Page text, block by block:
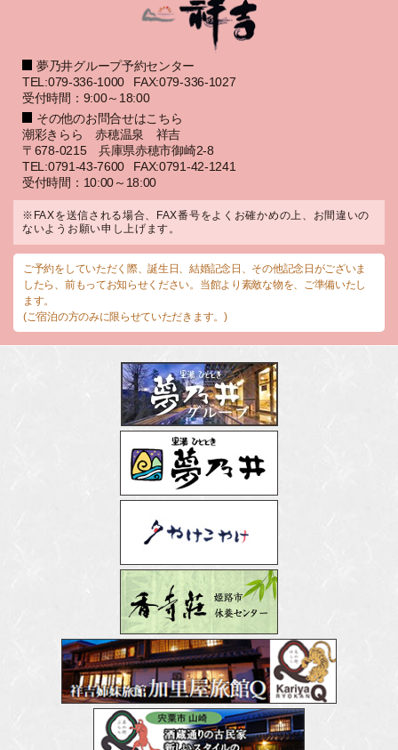
夢乃井グループ予約センター
TEL:079-336-1000
FAX:079-336-1027
受付時間：9:00～18:00
その他のお問合せはこちら
潮彩きらら 赤穂温泉 祥吉
〒678-0215 兵庫県赤穂市御崎2-8
TEL:0791-43-7600
FAX:0791-42-1241
受付時間：10:00～18:00
※FAXを送信される場合、FAX番号をよくお確かめの上、お間違いの
ないようお願い申し上げます。
ご予約をしていただく際、誕生日、結婚記念日、その他記念日がございま
したら、前もってお知らせください。当館より素敵な物を、ご準備いたし
ます。
(ご宿泊の方のみに限らせていただきます。)